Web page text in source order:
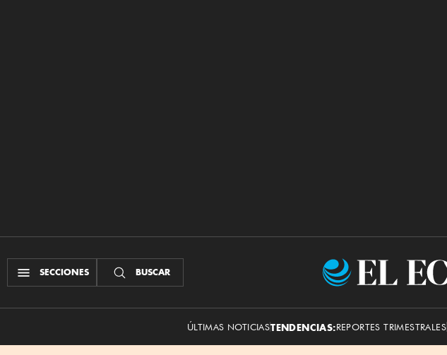
SECCIONES BUSCAR
ÚLTIMAS NOTICIASTENDENCIAS:REPORTES TRIMESTRALES